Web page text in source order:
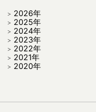
2026年
2025年
2024年
2023年
2022年
2021年
2020年